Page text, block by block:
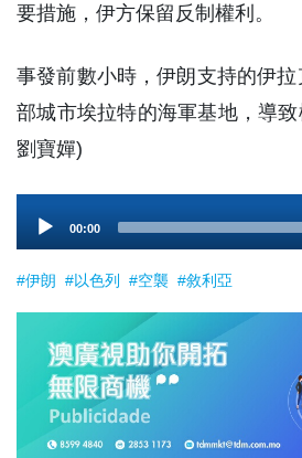
要措施，伊方保留反制權利。
事發前數小時，伊朗支持的伊
部城市埃拉特的海軍基地，導
劉寶嬋)
Player
00:00
#伊朗 #以色列 #空襲 #敘利亞